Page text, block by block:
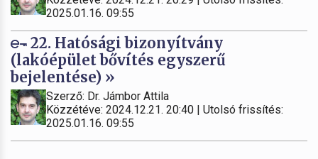
2025.01.16. 09:55
22. Hatósági bizonyítvány
(lakóépület bővítés egyszerű
bejelentése) »
Szerző: Dr. Jámbor Attila
Közzétéve: 2024.12.21. 20:40 | Utolsó frissítés:
2025.01.16. 09:55